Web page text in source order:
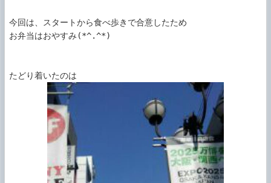
今回は、スタートから食べ歩きで合意したため
お弁当はおやすみ(*^.^*)